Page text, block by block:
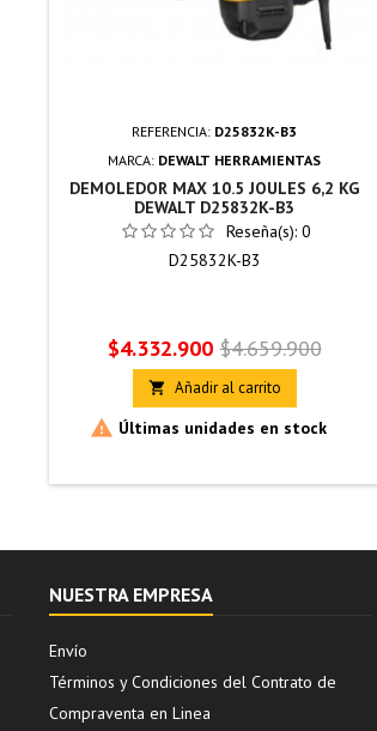
REFERENCIA: D25832K-B3
MARCA: DEWALT HERRAMIENTAS
DEMOLEDOR MAX 10.5 JOULES 6,2 KG
DEWALT D25832K-B3
Reseña(s): 0
D25832K-B3
Precio
$4.332.900 Precio
base
$4.659.900
 Añadir al carrito
 Últimas unidades en stock
NUESTRA EMPRESA
Envío
Términos y Condiciones del Contrato de
Compraventa en Linea